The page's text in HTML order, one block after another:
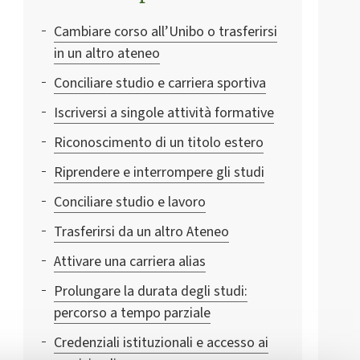
Cambiare corso all’Unibo o trasferirsi
in un altro ateneo
Conciliare studio e carriera sportiva
Iscriversi a singole attività formative
Riconoscimento di un titolo estero
Riprendere e interrompere gli studi
Conciliare studio e lavoro
Trasferirsi da un altro Ateneo
Attivare una carriera alias
Prolungare la durata degli studi:
percorso a tempo parziale
Credenziali istituzionali e accesso ai